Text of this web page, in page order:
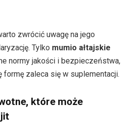
zwrócić uwagę na jego
Tylko mumio ałtajskie
normy jakości i bezpieczeństwa,
formę zaleca się w suplementacji.
które może